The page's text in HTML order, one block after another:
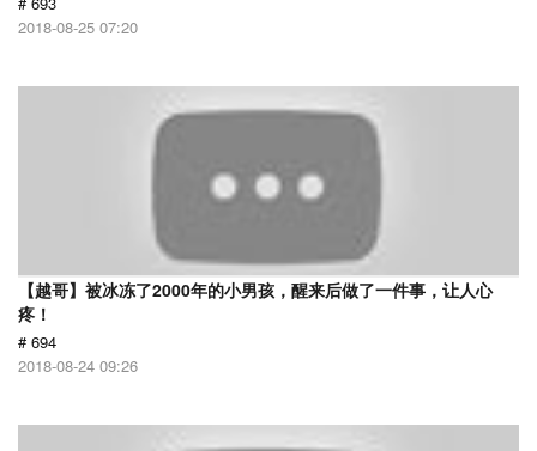
2018-08-25 07:20
【越哥】被冰冻了2000年的小男孩，醒来后做了一件事，让人心
疼！
# 694
2018-08-24 09:26